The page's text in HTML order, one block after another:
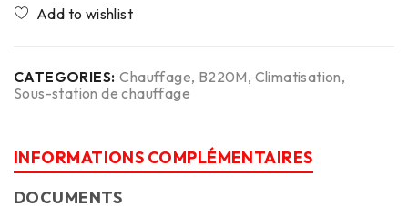
CATEGORIES: Chauffage, B220M, Climatisation,
Sous-station de chauffage
INFORMATIONS COMPLÉMENTAIRES
DOCUMENTS